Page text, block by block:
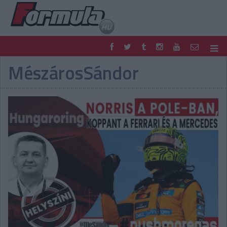
F1
PARC FERMÉ
FORMULA
MOTOR
EGYÉB
PODCAST
SHOP
TIPPJÁTÉK
DIGITÁLIS MAGAZIN
PONTÁLLÁSOK
VERSENYNAPTÁRAK
MészárosSándor